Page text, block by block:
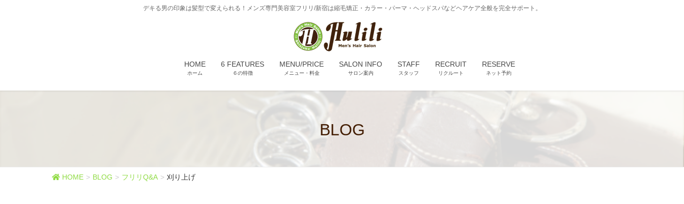
デキる男の印象は髪型で変えられる！メンズ専門美容室フリリ/新宿は縮毛矯正・カラー・パーマ・ヘッドスパなどヘアケア全般を完全サポート。
HOME
ホーム
6 FEATURES
６の特徴
MENU/PRICE
メニュー・料金
SALON INFO
サロン案内
STAFF
スタッフ
RECRUIT
リクルート
RESERVE
ネット予約
BLOG
HOME BLOG フリリQ&A 刈り上げ